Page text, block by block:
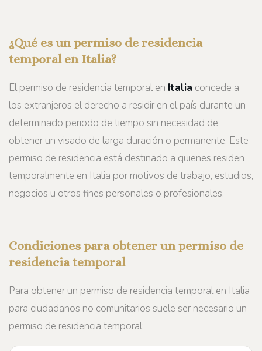
¿Qué es un permiso de residencia
temporal en Italia?
El permiso de residencia temporal en Italia concede a
los extranjeros el derecho a residir en el país durante un
determinado periodo de tiempo sin necesidad de
obtener un visado de larga duración o permanente. Este
permiso de residencia está destinado a quienes residen
temporalmente en Italia por motivos de trabajo, estudios,
negocios u otros fines personales o profesionales.
Condiciones para obtener un permiso de
residencia temporal
Para obtener un permiso de residencia temporal en Italia
para ciudadanos no comunitarios suele ser necesario un
permiso de residencia temporal: